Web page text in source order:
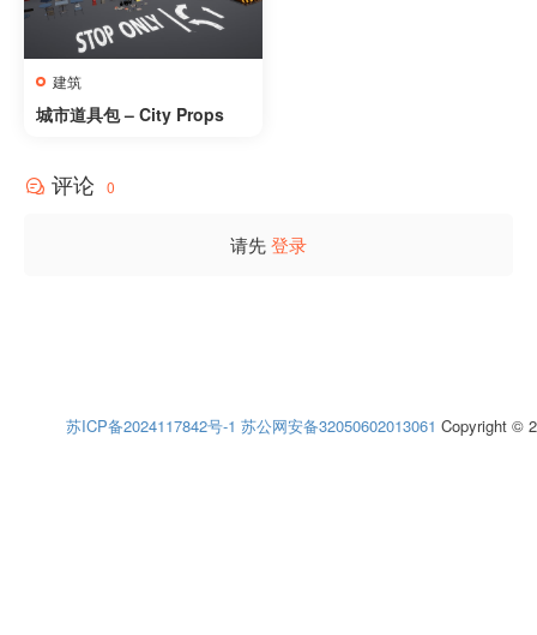
建筑
城市道具包 – City Props
评论 0
请先登录
苏ICP备2024117842号-1 苏公网安备32050602013061 Copyright ©